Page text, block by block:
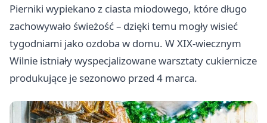
Pierniki wypiekano z ciasta miodowego, które długo
zachowywało świeżość – dzięki temu mogły wisieć
tygodniami jako ozdoba w domu. W XIX-wiecznym
Wilnie istniały wyspecjalizowane warsztaty cukiernicze
produkujące je sezonowo przed 4 marca.